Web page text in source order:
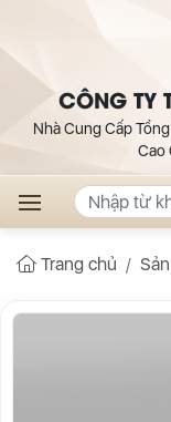
CÔNG TY
Nhà Cung Cấp
Cao
Trang chủ